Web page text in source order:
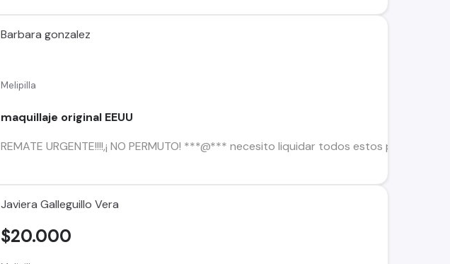
Barbara gonzalez
Melipilla
maquillaje original EEUU
REMATE URGENTE!!!!,¡ NO PERMUTO! ***@*** necesito liquidar todos estos
Javiera Galleguillo Vera
$20.000